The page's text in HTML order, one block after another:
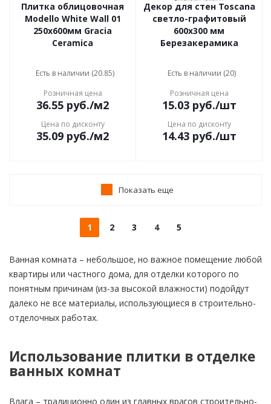
Плитка облицовочная
Modello White Wall 01
250х600мм Gracia
Ceramica
Есть в наличии (20.85)
Розничная цена
36.55 руб./м2
Цена по дисконту
35.09 руб./м2
Декор для стен Toscana
светло-графитовый
600x300 мм
Березакерамика
Есть в наличии (20)
Розничная цена
15.03руб./шт
Цена по дисконту
14.43руб./шт
Показать еще
1 2 3 4 5
Ванная комната – небольшое, но важное помещение любой
квартиры или частного дома, для отделки которого по
понятным причинам (из-за высокой влажности) подойдут
далеко не все материалы, использующиеся в строительно-
отделочных работах.
Использование плитки в отделке
ванных комнат
Влага – традиционно один из главных врагов строительно-